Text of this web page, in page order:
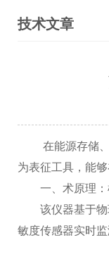
技术文章
在能源存储、
为表征工具，能
一、术原理：
该仪器基于物理
敏度传感器实时